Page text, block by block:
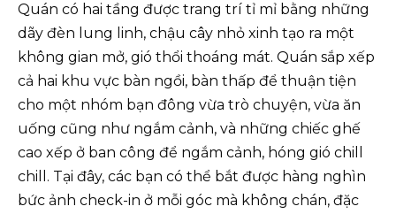
Quán có hai tầng được trang trí tỉ mỉ bằng những
dãy đèn lung linh, chậu cây nhỏ xinh tạo ra một
không gian mở, gió thổi thoáng mát. Quán sắp xếp
cả hai khu vực bàn ngồi, bàn thấp để thuận tiện
cho một nhóm bạn đông vừa trò chuyện, vừa ăn
uống cũng như ngắm cảnh, và những chiếc ghế
cao xếp ở ban công để ngắm cảnh, hóng gió chill
chill. Tại đây, các bạn có thể bắt được hàng nghìn
bức ảnh check-in ở mỗi góc mà không chán, đặc